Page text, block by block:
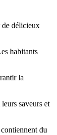
de délicieux
habitants
la
saveurs et
du